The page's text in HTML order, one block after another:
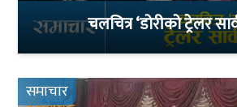
चलचित्र ‘डोरीको ट्रेलर
समाचार